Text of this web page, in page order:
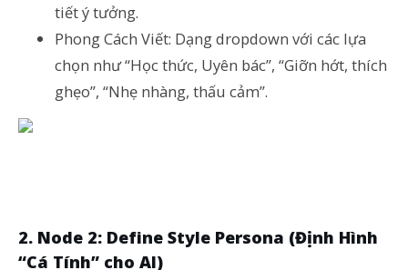
tiết ý tưởng.
Phong Cách Viết: Dạng dropdown với các lựa
chọn như “Học thức, Uyên bác”, “Giỡn hớt, thích
ghẹo”, “Nhẹ nhàng, thấu cảm”.
2. Node 2: Define Style Persona (Định Hình
“Cá Tính” cho AI)